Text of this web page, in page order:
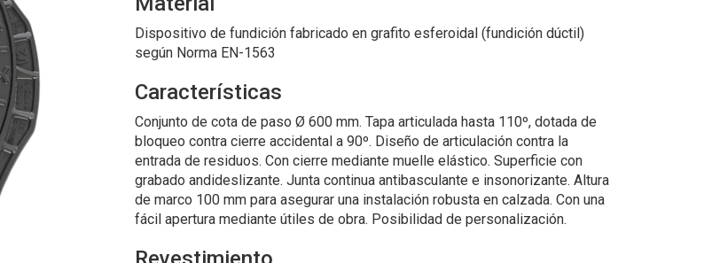
Dispositivo de fundición fabricado en grafito esferoidal (fundición dúctil)
según Norma EN-1563
Características
Conjunto de cota de paso Ø 600 mm. Tapa articulada hasta 110º, dotada de
bloqueo contra cierre accidental a 90º. Diseño de articulación contra la
entrada de residuos. Con cierre mediante muelle elástico. Superficie con
grabado andideslizante. Junta continua antibasculante e insonorizante. Altura
de marco 100 mm para asegurar una instalación robusta en calzada. Con una
fácil apertura mediante útiles de obra. Posibilidad de personalización.